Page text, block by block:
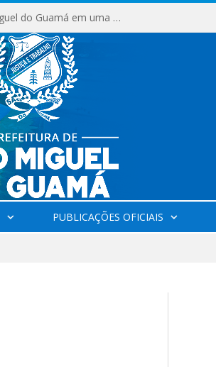
Milhares de fiéis tomam as ruas de São Miguel do Guamá em uma grande celebração de fé na Marcha para Jesus 2026.
PUBLICAÇÕES OFICIAIS